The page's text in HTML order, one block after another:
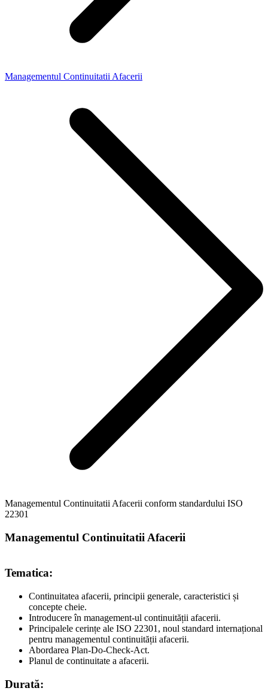
Managementul Continuitatii Afacerii
Managementul Continuitatii Afacerii conform standardului ISO
22301
Managementul Continuitatii Afacerii
Tematica:
Continuitatea afacerii, principii generale, caracteristici și
concepte cheie.
Introducere în management-ul continuității afacerii.
Principalele cerințe ale ISO 22301, noul standard internațional
pentru managementul continuității afacerii.
Abordarea Plan-Do-Check-Act.
Planul de continuitate a afacerii.
Durată: